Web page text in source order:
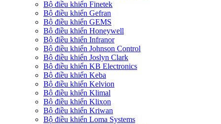
Bộ điều khiển Finetek
Bộ điều khiển Gefran
Bộ điều khiển GEMS
Bộ điều khiển Honeywell
Bộ điều khiển Infranor
Bộ điều khiển Johnson Control
Bộ điều khiển Joslyn Clark
Bộ điều khiển KB Electronics
Bộ điều khiển Keba
Bộ điều khiển Kelvion
Bộ điều khiển Klimal
Bộ điều khiển Klixon
Bộ điều khiển Kriwan
Bộ điều khiển Loma Systems